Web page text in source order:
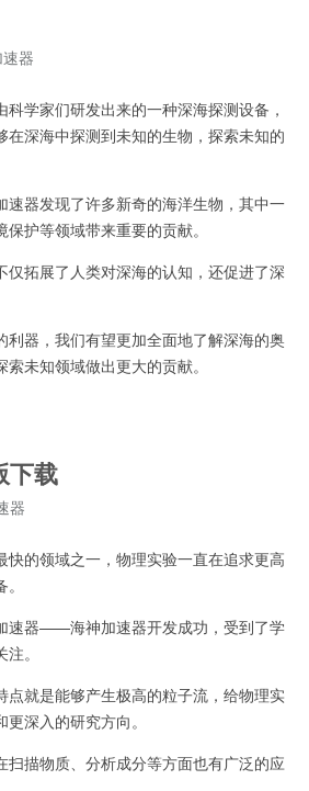
器
学家们研发出来的一种深海探测设备，
在深海中探测到未知的生物，探索未知的
器发现了许多新奇的海洋生物，其中一
护等领域带来重要的贡献。
拓展了人类对深海的认知，还促进了深
器，我们有望更加全面地了解深海的奥
未知领域做出更大的贡献。
下载
器
的领域之一，物理实验一直在追求更高
器——海神加速器开发成功，受到了学
。
就是能够产生极高的粒子流，给物理实
深入的研究方向。
描物质、分析成分等方面也有广泛的应